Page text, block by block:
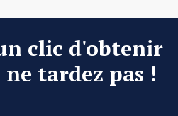
clic d'obtenir
tardez pas !